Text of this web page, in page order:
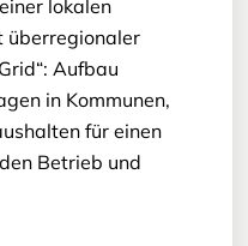
lokalen
überregionaler
Aufbau
in Kommunen,
für einen
Betrieb und